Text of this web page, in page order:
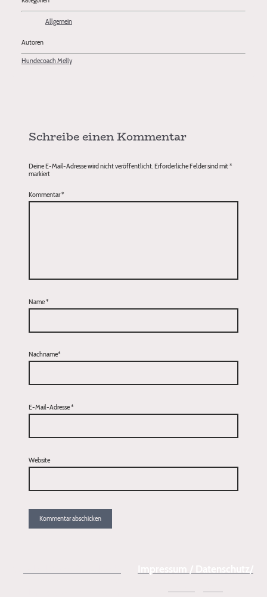
Allgemein
Autoren
Hundecoach Melly
Schreibe einen Kommentar
Deine E-Mail-Adresse wird nicht veröffentlicht. Erforderliche Felder sind mit*
markiert
Kommentar*
Name*
Nachname*
E-Mail-Adresse*
Website